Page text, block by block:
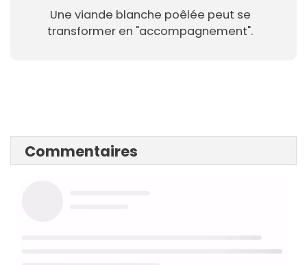
Une viande blanche poêlée peut se
transformer en "accompagnement".
Commentaires